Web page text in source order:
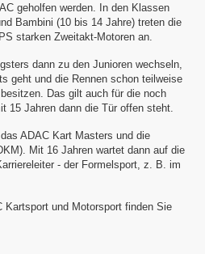
geholfen werden. In den Klassen
Bambini (10 bis 14 Jahre) treten die
starken Zweitakt-Motoren an.
dann zu den Junioren wechseln,
geht und die Rennen schon teilweise
Das gilt auch für die noch
15 Jahren dann die Tür offen steht.
ADAC Kart Masters und die
Mit 16 Jahren wartet dann auf die
- der Formelsport, z. B. im
und Motorsport finden Sie